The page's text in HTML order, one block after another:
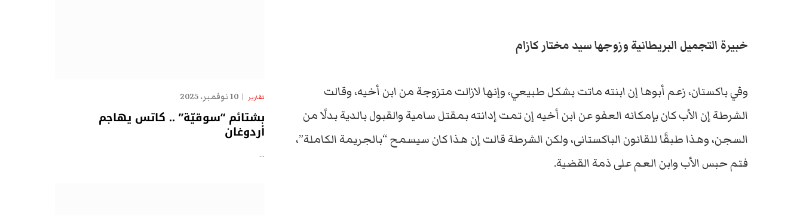
خبيرة التجميل البريطانية وزوجها سيد مختار كازام
وفي باكستان، زعم أبوها إن ابنته ماتت بشكل طبيعي، وإنها لازالت متزوجة من ابن أخيه، وقالت
الشرطة إن الأب كان بإمكانه العفو عن ابن أخيه إن تمت إدانته بمقتل سامية والقبول بالدية بدلًا من
السجن، وهذا طبقًا للقانون الباكستانى، ولكن الشرطة قالت إن هذا كان سيسمح “بالجريمة الكاملة”،
فتم حبس الأب وابن العم على ذمة القضية.
تقارير 10 نوفمبر، 2025
بشتائم “سوقيّة” .. كاتس يهاجم
أردوغان
…